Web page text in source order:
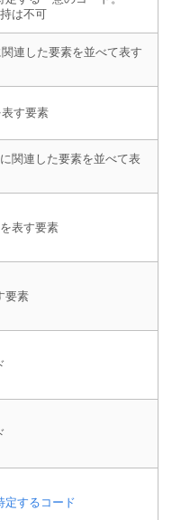
は不可
連した要素を並べて表す
す要素
関連した要素を並べて表
表す要素
要素
定するコード